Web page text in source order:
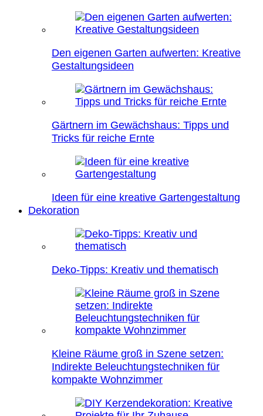
Den eigenen Garten aufwerten: Kreative
Gestaltungsideen
Gärtnern im Gewächshaus: Tipps und
Tricks für reiche Ernte
Ideen für eine kreative Gartengestaltung
Dekoration
Deko-Tipps: Kreativ und thematisch
Kleine Räume groß in Szene setzen:
Indirekte Beleuchtungstechniken für
kompakte Wohnzimmer